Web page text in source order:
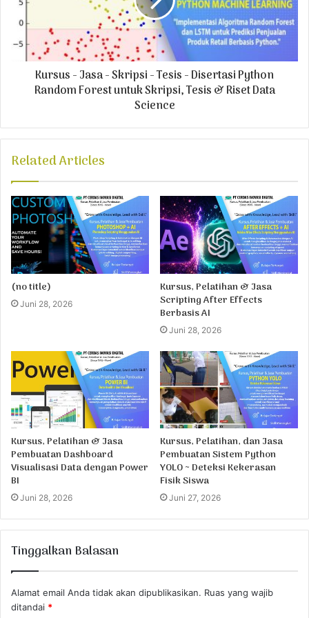
Kursus - Jasa - Skripsi - Tesis - Disertasi Python
Random Forest untuk Skripsi, Tesis & Riset Data
Science
Related Articles
(no title)
Juni 28, 2026
Kursus, Pelatihan & Jasa
Scripting After Effects
Berbasis AI
Juni 28, 2026
Kursus, Pelatihan & Jasa
Pembuatan Dashboard
Visualisasi Data dengan Power
BI
Juni 28, 2026
Kursus, Pelatihan, dan Jasa
Pembuatan Sistem Python
YOLO ~ Deteksi Kekerasan
Fisik Siswa
Juni 27, 2026
Tinggalkan Balasan
Alamat email Anda tidak akan dipublikasikan. Ruas yang wajib
ditandai *